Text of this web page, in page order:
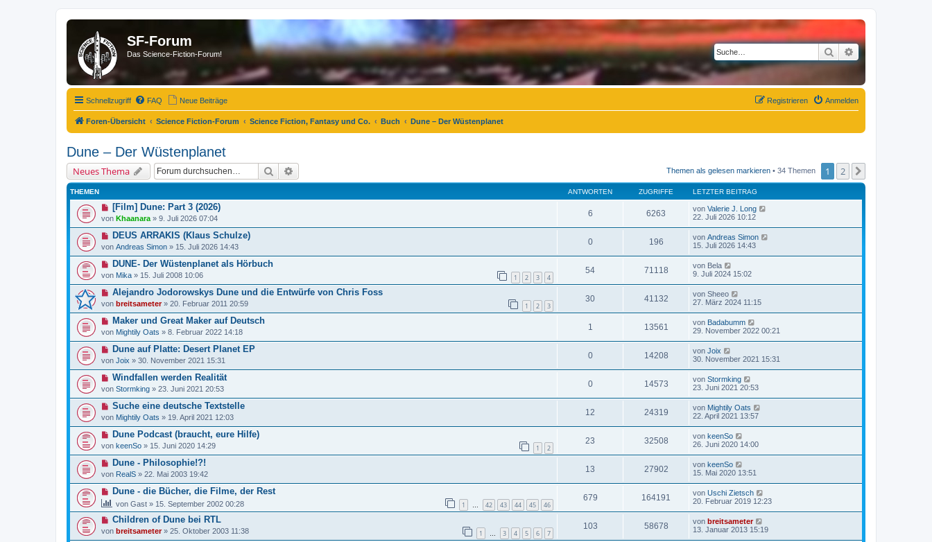
SF-Forum
Das Science-Fiction-Forum! SucheErweiterte Suche
Schnellzugriff FAQ Neue Beiträge Anmelden
Registrieren
Foren-Übersicht Science Fiction-Forum Science Fiction, Fantasy und Co. Buch Dune – Der Wüstenplanet
Dune – Der Wüstenplanet
Neues Thema Suche Themen als gelesen markieren • 34 Themen 1 2
THEMEN ANTWORTEN ZUGRIFFE LETZTER BEITRAG
[Film] Dune: Part 3 (2026)
von Khaanara » 9. Juli 2026 07:04
6 6263 von Valerie J. Long
22. Juli 2026 10:12
DEUS ARRAKIS (Klaus Schulze)
von Andreas Simon » 15. Juli 2026 14:43
0 196 von Andreas Simon
15. Juli 2026 14:43
DUNE- Der Wüstenplanet als Hörbuch
von Mika » 15. Juli 2008 10:06 1 2 3 4
54 71118 von Bela
9. Juli 2024 15:02
Alejandro Jodorowskys Dune und die Entwürfe von Chris Foss
von breitsameter» 20. Februar 2011 20:59 1 2 3
30 41132 von Sheeo
27. März 2024 11:15
Maker und Great Maker auf Deutsch
von Mightily Oats » 8. Februar 2022 14:18
1 13561 von Badabumm
29. November 2022 00:21
Dune auf Platte: Desert Planet EP
von Joix » 30. November 2021 15:31
0 14208 von Joix
30. November 2021 15:31
Windfallen werden Realität
von Stormking » 23. Juni 2021 20:53
0 14573 von Stormking
23. Juni 2021 20:53
Suche eine deutsche Textstelle
von Mightily Oats » 19. April 2021 12:03
12 24319 von Mightily Oats
22. April 2021 13:57
Dune Podcast (braucht, eure Hilfe)
von keenSo » 15. Juni 2020 14:29 1 2
23 32508 von keenSo
26. Juni 2020 14:00
Dune - Philosophie!?!
von RealS » 22. Mai 2003 19:42
13 27902 von keenSo
15. Mai 2020 13:51
Dune - die Bücher, die Filme, der Rest
von Gast » 15. September 2002 00:28 1 … 42 43 44 45 46
679 164191 von Uschi Zietsch
20. Februar 2019 12:23
Children of Dune bei RTL
von breitsameter» 25. Oktober 2003 11:38 1 … 3 4 5 6 7
103 58678 von breitsameter
13. Januar 2013 15:19